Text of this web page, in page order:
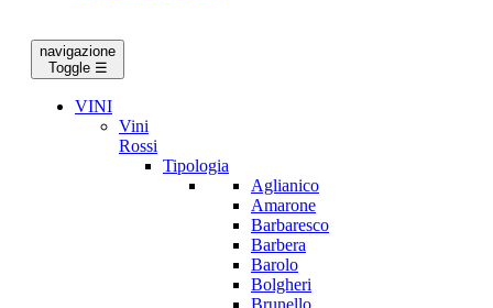
navigazione
Toggle☰
VINI
Vini
Rossi
Tipologia
Aglianico
Amarone
Barbaresco
Barbera
Barolo
Bolgheri
Brunello